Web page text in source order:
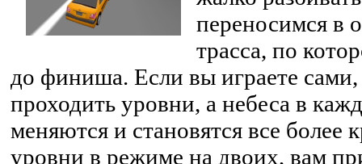
переносимся в
трасса, по
до финиша. Если вы играете сами,
проходить уровни, а небеса в
меняются и становятся все более
уровни в режиме на двоих, вам